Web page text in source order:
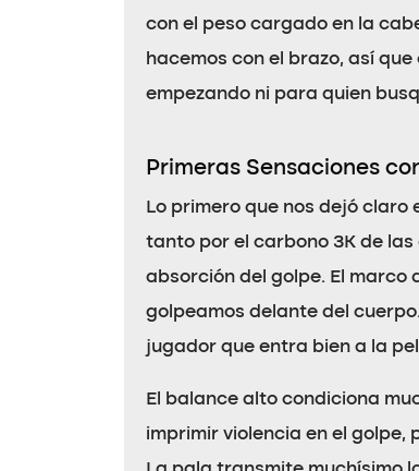
con el peso cargado en la
hacemos con el brazo, así
empezando ni para quien
Primeras Sensaciones
Lo primero que nos dejó
tanto por el carbono 3K de
absorción del golpe. El
golpeamos delante del
jugador que entra bien a la
El balance alto condiciona
imprimir violencia en el golpe,